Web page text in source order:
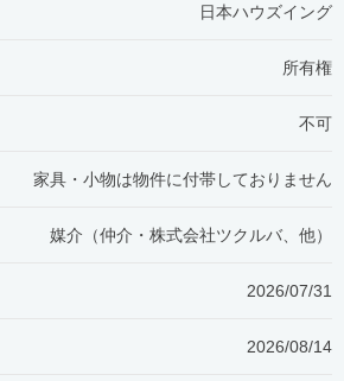
日本ハウズイング
所有権
不可
家具・小物は物件に付帯しておりません
媒介（仲介・ 株式会社ツクルバ、他）
2026/07/31
2026/08/14